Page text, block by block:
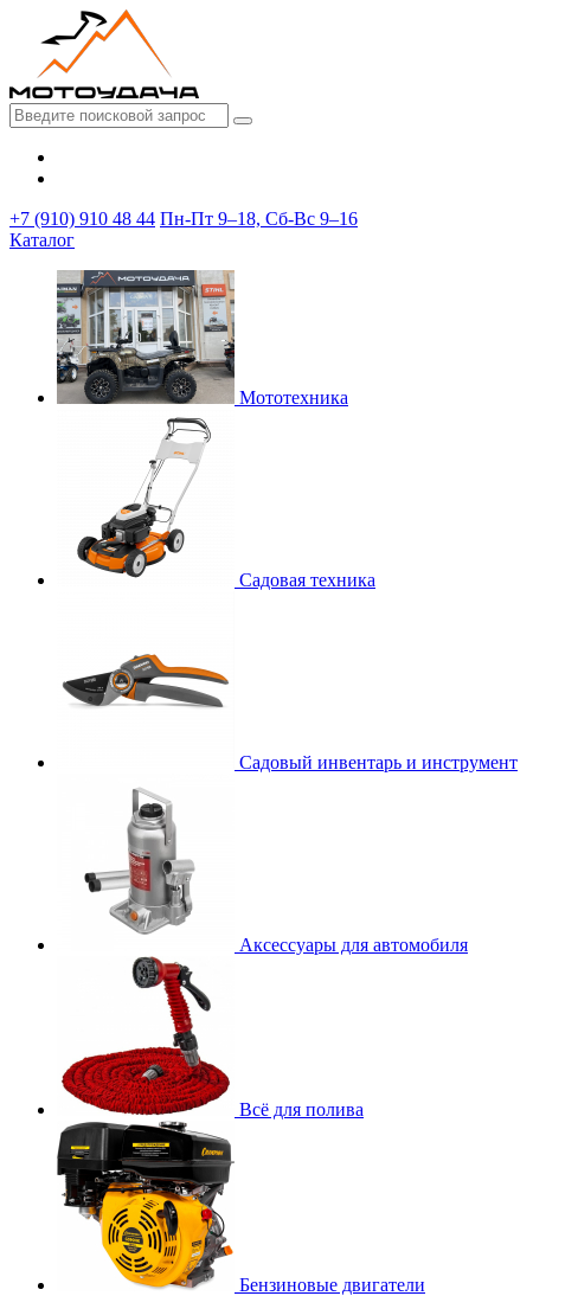
+7 (910) 910 48 44 Пн-Пт 9–18, Сб-Вс 9–16
Каталог
Мототехника
Садовая техника
Садовый инвентарь и инструмент
Аксессуары для автомобиля
Всё для полива
Бензиновые двигатели